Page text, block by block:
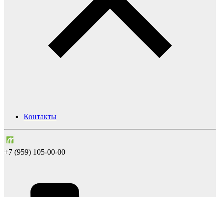
Контакты
+7 (959) 105-00-00